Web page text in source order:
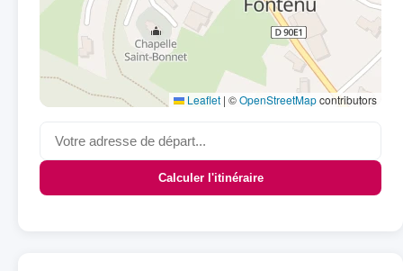
Leaflet | ©OpenStreetMapcontributors
Calculer l'itinéraire